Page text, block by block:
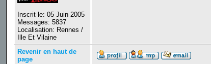
Inscrit le: 05 Juin 2005
Messages: 5837
Localisation: Rennes /
Ille Et Vilaine
Revenir en haut de
page